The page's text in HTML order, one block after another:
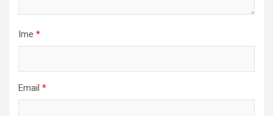
Ime *
Email *